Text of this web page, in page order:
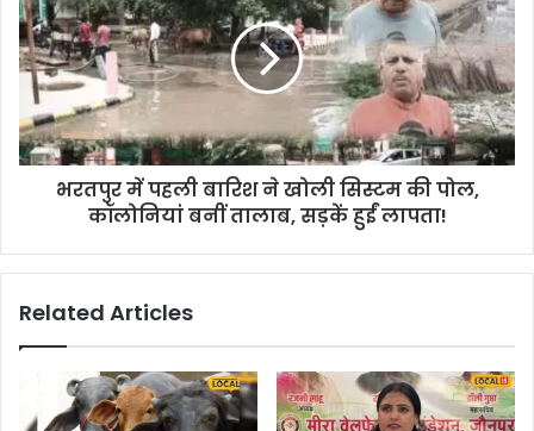
भरतपुर में पहली बारिश ने खोली सिस्टम की पोल,
कॉलोनियां बनीं तालाब, सड़कें हुईं लापता!
Related Articles